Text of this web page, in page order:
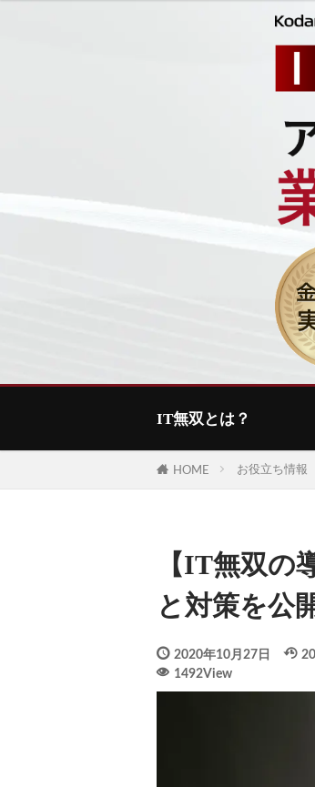
IT無双とは？
HOME お役立ち情報
【IT無双の
と対策を公
2020年10月27日
1492View